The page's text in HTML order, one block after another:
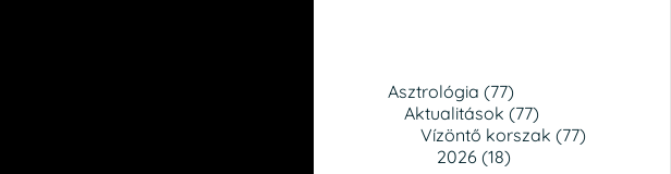
Asztrológia (77)
Aktualitások (77)
Vízöntő korszak (77)
2026 (18)